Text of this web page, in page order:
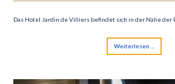
Das Hotel Jardin de Villiers befindet sich in der Nähe der
Weiterlesen ...